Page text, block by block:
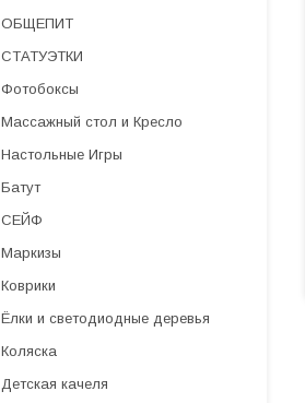
ОБЩЕПИТ
СТАТУЭТКИ
Фотобоксы
Массажный стол и Кресло
Настольные Игры
Батут
СЕЙФ
Маркизы
Коврики
Ёлки и светодиодные деревья
Коляска
Детская качеля